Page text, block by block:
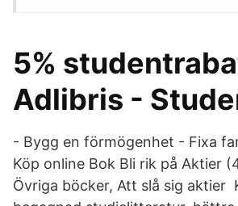
5%
Adlibris -
- Bygg en förmögenhet - Fixa
Köp online Bok Bli rik på Aktier
Övriga böcker, Att slå sig aktier